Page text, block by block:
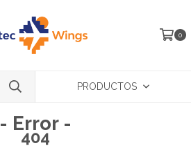
0
PRODUCTOS
- Error -
404